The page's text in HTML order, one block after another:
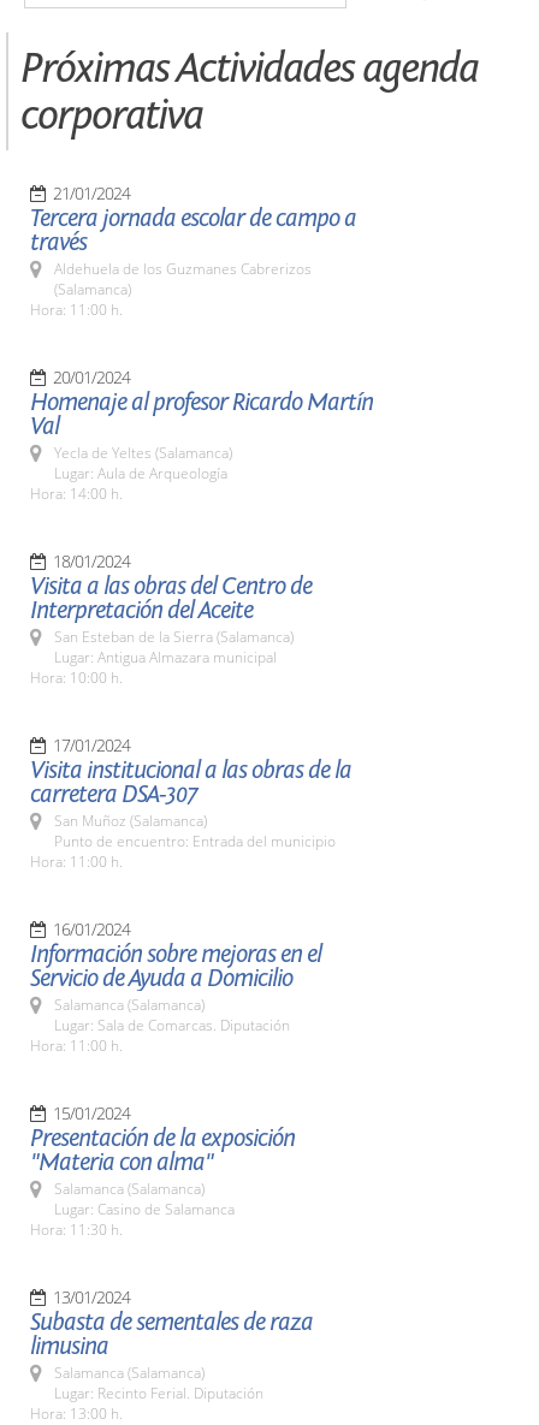
Próximas Actividades agenda
corporativa
21/01/2024
Tercera jornada escolar de campo a
través
Aldehuela de los Guzmanes Cabrerizos
(Salamanca)
Hora: 11:00 h.
20/01/2024
Homenaje al profesor Ricardo Martín
Val
Yecla de Yeltes (Salamanca)
Lugar: Aula de Arqueología
Hora: 14:00 h.
18/01/2024
Visita a las obras del Centro de
Interpretación del Aceite
San Esteban de la Sierra (Salamanca)
Lugar: Antigua Almazara municipal
Hora: 10:00 h.
17/01/2024
Visita institucional a las obras de la
carretera DSA-307
San Muñoz (Salamanca)
Punto de encuentro: Entrada del municipio
Hora: 11:00 h.
16/01/2024
Información sobre mejoras en el
Servicio de Ayuda a Domicilio
Salamanca (Salamanca)
Lugar: Sala de Comarcas. Diputación
Hora: 11:00 h.
15/01/2024
Presentación de la exposición
"Materia con alma"
Salamanca (Salamanca)
Lugar: Casino de Salamanca
Hora: 11:30 h.
13/01/2024
Subasta de sementales de raza
limusina
Salamanca (Salamanca)
Lugar: Recinto Ferial. Diputación
Hora: 13:00 h.